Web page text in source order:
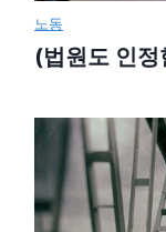
노동
(법원도 인